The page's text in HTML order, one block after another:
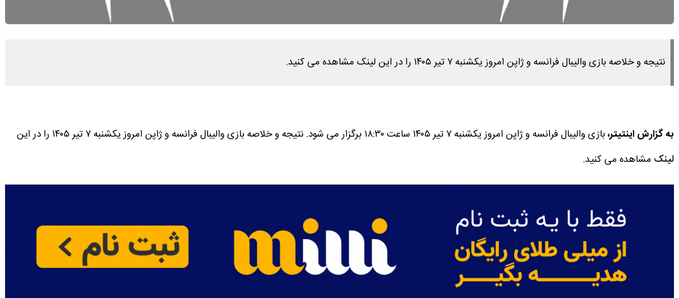
نتیجه و خلاصه بازی والیبال فرانسه و ژاپن امروز یکشنبه ۷ تیر ۱۴۰۵ را در این لینک مشاهده می کنید.
به گزارش اینتیتر،بازی والیبال فرانسه و ژاپن امروز یکشنبه ۷ تیر ۱۴۰۵ ساعت ۱۸:۳۰ برگزار می شود.
نتیجه و خلاصه بازی والیبال فرانسه و ژاپن امروز یکشنبه ۷ تیر ۱۴۰۵ را در این
لینک مشاهده می کنید.